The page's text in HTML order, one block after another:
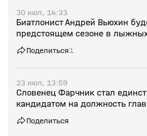
30 июл, 14:33
Биатлонист Андрей Вьюхин
предстоящем сезоне в
Поделиться1
23 июл, 13:59
Словенец Фарчник стал
кандидатом на должность
Поделиться